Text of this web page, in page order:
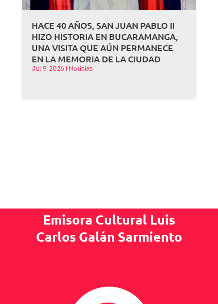
HACE 40 AÑOS, SAN JUAN PABLO II
HIZO HISTORIA EN BUCARAMANGA,
UNA VISITA QUE AÚN PERMANECE
EN LA MEMORIA DE LA CIUDAD
Jul 9, 2026 Noticias
Emisora Cultural Luis
Carlos Galán Sarmiento